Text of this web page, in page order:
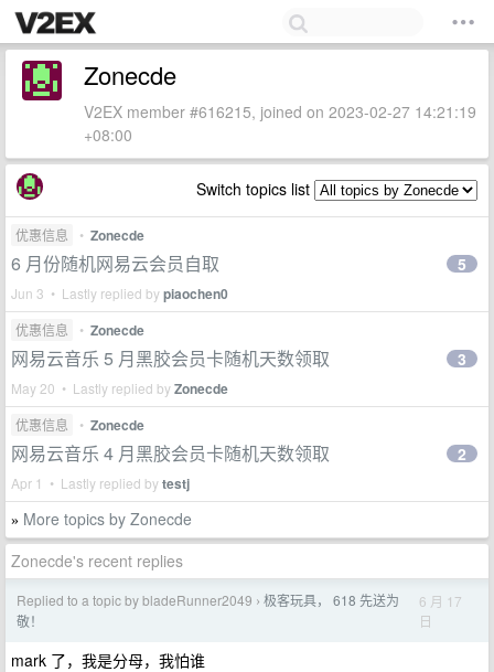
Zonecde
V2EX member #616215, joined on 2023-02-27 14:21:19
+08:00
Switch topics list
优惠信息 • Zonecde
6 月份随机网易云会员自取
Jun 3 • Lastly replied bypiaochen0
5
优惠信息 • Zonecde
网易云音乐 5 月黑胶会员卡随机天数领取
May 20 • Lastly replied byZonecde
3
优惠信息 • Zonecde
网易云音乐 4 月黑胶会员卡随机天数领取
Apr 1 • Lastly replied bytestj
2
» More topics by Zonecde
Zonecde's recent replies
Replied to a topic by bladeRunner2049 › 极客玩具， 618 先送为
敬！
6 月 17
日
mark 了，我是分母，我怕谁